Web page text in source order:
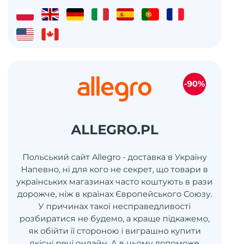
ALLEGRO.PL
Польський сайт Allegro - доставка в Україну
Напевно, ні для кого не секрет, що товари в
українських магазинах часто коштують в рази
дорожче, ніж в країнах Європейського Союзу.
У причинах такої несправедливості
розбиратися не будемо, а краще підкажемо,
як обійти її стороною і виграшно купити
-90%